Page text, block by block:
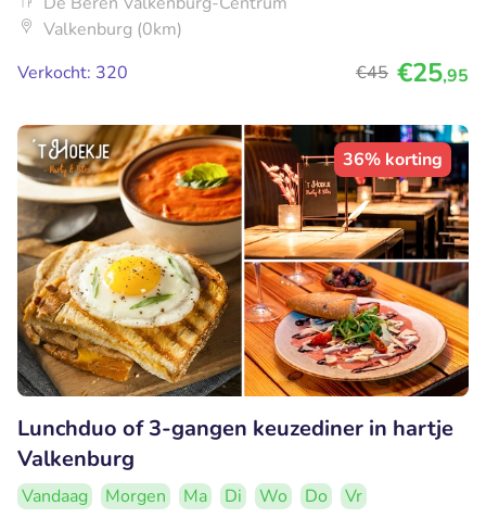
Valkenburg (0km)
Verkocht: 320
€45 €25,95
36% korting
Lunchduo of 3-gangen keuzediner in hartje
Valkenburg
Vandaag Morgen Ma Di Wo Do
Vr